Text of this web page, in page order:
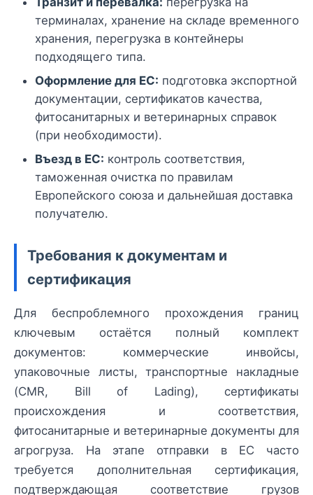
терминалах, хранение на складе временного
хранения, перегрузка в контейнеры
подходящего типа.
Оформление для ЕС: подготовка экспортной
документации, сертификатов качества,
фитосанитарных и ветеринарных справок
(при необходимости).
Въезд в ЕС: контроль соответствия,
таможенная очистка по правилам
Европейского союза и дальнейшая доставка
получателю.
Требования к документам и
сертификация
Для беспроблемного прохождения границ
ключевым остаётся полный комплект
документов: коммерческие инвойсы,
упаковочные листы, транспортные накладные
(CMR, Bill of Lading), сертификаты
происхождения и соответствия,
фитосанитарные и ветеринарные документы для
агрогруза. На этапе отправки в ЕС часто
требуется дополнительная сертификация,
подтверждающая соответствие грузов